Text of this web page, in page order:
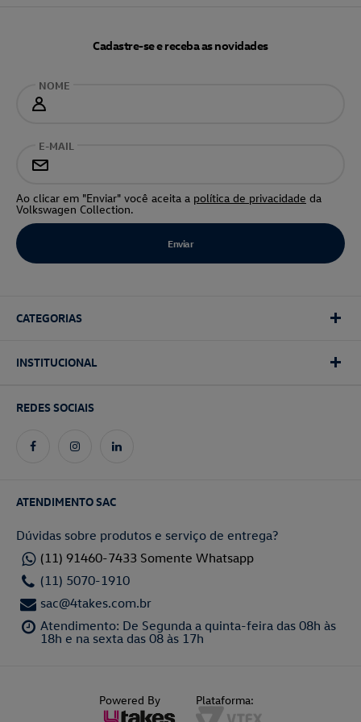
Cadastre-se e receba as novidades
NOME
E-MAIL
Ao clicar em "Enviar" você aceita a política de privacidade da
Volkswagen Collection.
CATEGORIAS
INSTITUCIONAL
REDES SOCIAIS
ATENDIMENTO SAC
Dúvidas sobre produtos e serviço de entrega?
(11) 91460-7433 Somente Whatsapp
(11) 5070-1910
sac@4takes.com.br
Atendimento: De Segunda a quinta-feira das 08h às
18h e na sexta das 08 às 17h
Powered By Plataforma: